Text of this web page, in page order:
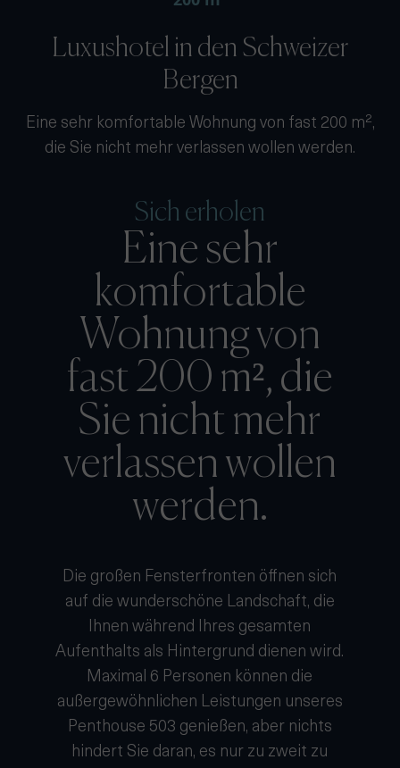
Luxushotel in den Schweizer
Bergen
Eine sehr komfortable Wohnung von fast 200 m²,
die Sie nicht mehr verlassen wollen werden.
Sich erholen
Eine sehr
komfortable
Wohnung von
fast 200 m², die
Sie nicht mehr
verlassen wollen
werden.
Die großen Fensterfronten öffnen sich
auf die wunderschöne Landschaft, die
Ihnen während Ihres gesamten
Aufenthalts als Hintergrund dienen wird.
Maximal 6 Personen können die
außergewöhnlichen Leistungen unseres
Penthouse 503 genießen, aber nichts
hindert Sie daran, es nur zu zweit zu